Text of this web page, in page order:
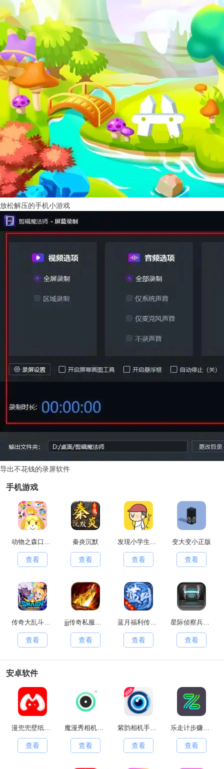
放松解压的手机小游戏
导出不花钱的录屏软件
手机游戏
查看
秦炎沉默
查看 查看
变大变小正版
查看
传奇大乱斗原版
查看
jjj传奇私服手游无广告版
查看
蓝月福利传奇红包版
查看
星际侦察兵K1手游直装版
查看
安卓软件
漫兜兜壁纸安卓官方版
查看
魔漫秀相机安卓版
查看
紫韵相机手机版
查看
乐走计步赚钱软件最新免费版
查看